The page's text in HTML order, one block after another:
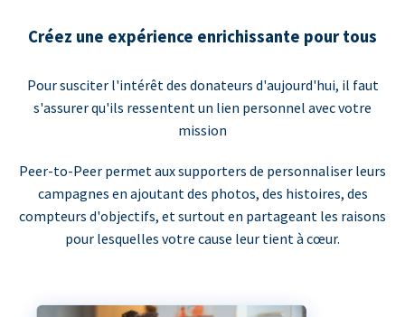
Créez une expérience enrichissante pour tous
Pour susciter l'intérêt des donateurs d'aujourd'hui, il faut
s'assurer qu'ils ressentent un lien personnel avec votre
mission
Peer-to-Peer permet aux supporters de personnaliser leurs
campagnes en ajoutant des photos, des histoires, des
compteurs d'objectifs, et surtout en partageant les raisons
pour lesquelles votre cause leur tient à cœur.